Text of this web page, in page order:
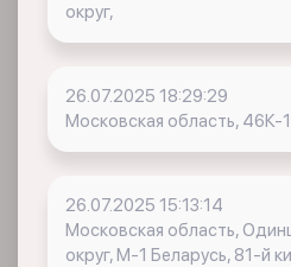
округ,
26.07.2025 18:29:29
Московская область, 46К-
26.07.2025 15:13:14
Московская область,
округ, М-1 Беларусь, 81-й